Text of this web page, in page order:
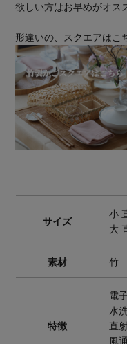
欲しい方はお早めがオス
形違いの、スクエアはこ
サイズ
小
大
素材 竹
特徴
電
水
直
風